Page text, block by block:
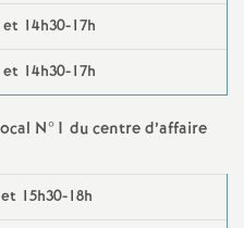
a
l
d
e
14h30-17h
14h30-17h
N°1 du centre d’affaire
15h30-18h